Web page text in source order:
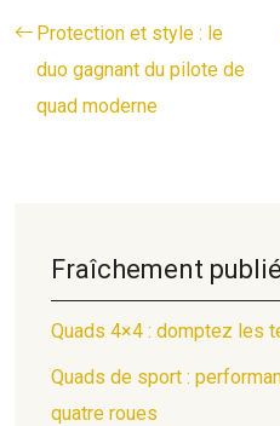
Protection et style : le
duo gagnant du pilote de
quad moderne
Fraîchement
Quads 4×4 : domptez les
Quads de sport :
quatre roues